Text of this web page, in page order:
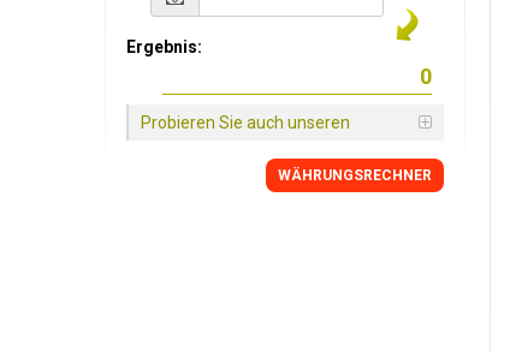
Ergebnis:
Probieren Sie auch unseren
WÄHRUNGSRECHNER